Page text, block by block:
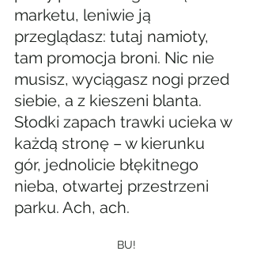
marketu, leniwie ją
przeglądasz: tutaj namioty,
tam promocja broni. Nic nie
musisz, wyciągasz nogi przed
siebie, a z kieszeni blanta.
Słodki zapach trawki ucieka w
każdą stronę – w kierunku
gór, jednolicie błękitnego
nieba, otwartej przestrzeni
parku. Ach, ach.
BU!